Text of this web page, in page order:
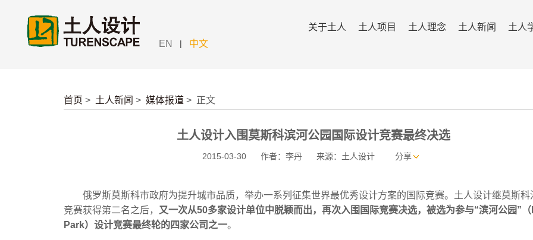
EN | 中文
关于土人 土人项目 土人理念 土人新闻 土人
首页 > 土人新闻 > 媒体报道 > 正文
土人设计入围莫斯科滨河公园国际设计竞赛最终决选
2015-03-30 作者：李丹 来源：土人设计 分享
俄罗斯莫斯科市政府为提升城市品质，举办一系列征集世界最优秀设计方案的国际竞赛。土人设计继莫斯科
竞赛获得第二名之后， 又一次从50多家设计单位中脱颖而出，再次入围国际竞赛决选，被选为参与“滨河公园”
Park）设计竞赛最终轮的四家公司之一。